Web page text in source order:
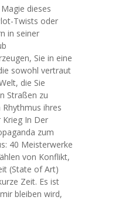
dieses
Twists oder
in seiner
Sie in eine
sowohl vertraut
die Sie
Straßen zu
ihres
Krieg In Der
zum
40 Meisterwerke
von Konflikt,
(State of Art)
Zeit. Es ist
bleiben wird,